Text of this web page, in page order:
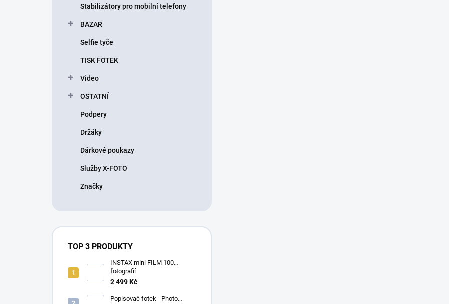
Stabilizátory pro mobilní telefony
BAZAR
Selfie tyče
TISK FOTEK
Video
OSTATNÍ
Podpery
Držáky
Dárkové poukazy
Služby X-FOTO
Značky
TOP 3 PRODUKTY
INSTAX mini FILM 100
fotografií
+ *
2 499 Kč
Popisovač fotek - Photo